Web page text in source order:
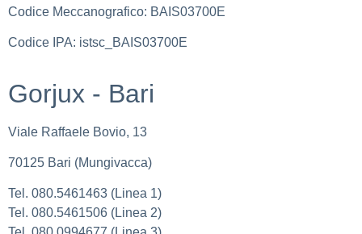
Codice Meccanografico: BAIS03700E
Codice IPA: istsc_BAIS03700E
Gorjux - Bari
Viale Raffaele Bovio, 13
70125 Bari (Mungivacca)
Tel. 080.5461463 (Linea 1)
Tel. 080.5461506 (Linea 2)